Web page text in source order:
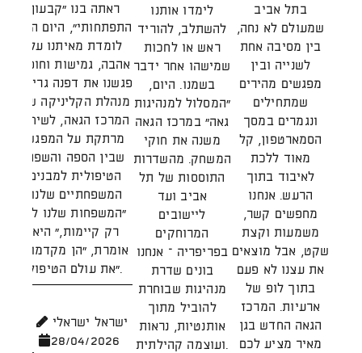
בתל אביב
שמעולם לא נחה,
בין מסיבה אחת
לשנייה ובין
מפגשים מהירים
שמתחילים
ונגמרים במסך
הסמארטפון, קל
מאוד ללכת
לאיבוד בתוך
הרעש. אנחנו
מחפשים קשר,
משמעות וקצת
שקט, אבל מוצאים
את עצנו לא פעם
בתוך לופ של
ארעיות. המרכז
הגאה החדש בגן
מאיר מציע לכם
לימדו אותנו
להשתלב, להוריד
ראש או לחכות
שמישהו אחר ידבר
בשמנו. היום,
"המסלול למנהיגות
גאה" במרכז הגאה
משנה את חוקי
המשחק. מהשדרות
התוססות של תל
אביב ועד
ליישובים
המרוחקים
בפריפריה – אנחנו
בונים שדרת
מנהיגות שבוחרת
להוביל מתוך
אותנטיות, נראות
ועוצמה קהילתית.
ראתה בנו "קבעון
התפתחותי", היום היא
לומדת מאיתנו על
אהבה, גמישות וחוסן.
פגשנו את דפנה גרינר,
מנהלת הקליניקה של
המרכז הגאה, לשיחה
מרתקת על המפגש
שבין הספה והשפה
הטיפולית למבנים
המשפחתיים שלנו.
"המשפחות שלנו לא
רק קיימות," היא
אומרת, "הן מקדמות
את עולם הטיפול".
ישראל ישראלי
28/04/2026